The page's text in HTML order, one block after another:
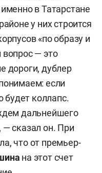
в Татарстане
у них строится
«по образу и
— это
дороги, дублер
если
будет коллапс.
дальнейшего
— сказал он. При
что от премьер-
на этот счет